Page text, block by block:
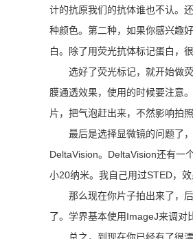
计的抗原我们的抗体谁也不认。
种颜色。第二种，如果你感兴趣
白。除了用荧光抗体标记蛋白，
选好了荧光标记，就开始做
膜通透效果，使用的时候要注意
片，把气泡赶出来，不然影响拍照
最后是选择显微镜的问题了
DeltaVision。DeltaVision还有一
小20纳米。我自己用过STED，
那么现在你片子拍出来了，
了。学界基本使用ImageJ来调对